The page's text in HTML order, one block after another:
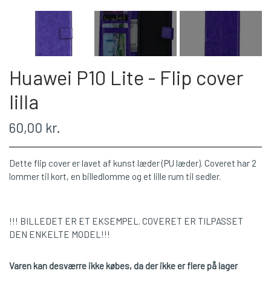
Huawei P10 Lite - Flip cover
lilla
60,00 kr.
Dette flip cover er lavet af kunst læder (PU læder). Coveret har 2
lommer til kort, en billedlomme og et lille rum til sedler.
!!! BILLEDET ER ET EKSEMPEL. COVERET ER TILPASSET
DEN ENKELTE MODEL!!!
Varen kan desværre ikke købes, da der ikke er flere på lager